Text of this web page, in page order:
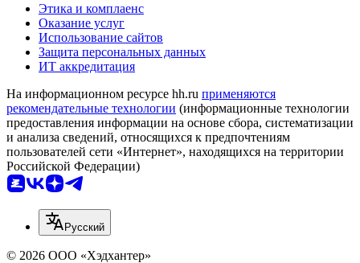
Этика и комплаенс
Оказание услуг
Использование сайтов
Защита персональных данных
ИТ аккредитация
На информационном ресурсе hh.ru применяются
рекомендательные технологии (информационные технологии
предоставления информации на основе сбора, систематизации
и анализа сведений, относящихся к предпочтениям
пользователей сети «Интернет», находящихся на территории
Российской Федерации)
Русский
© 2026 ООО «Хэдхантер»